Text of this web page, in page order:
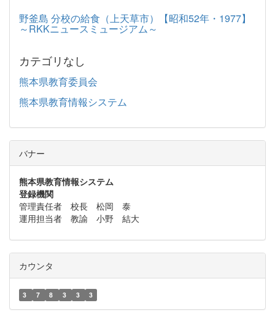
野釜島 分校の給食（上天草市）【昭和52年・1977】
～RKKニュースミュージアム～
カテゴリなし
熊本県教育委員会
熊本県教育情報システム
バナー
熊本県教育情報システム
登録機関
管理責任者 校長 松岡 泰
運用担当者 教諭 小野 結大
カウンタ
3 7 8 3 3 3